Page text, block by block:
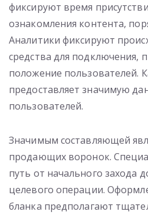
фиксируют время
ознакомления контента,
Аналитики фиксируют
средства для подключения,
положение пользователей.
предоставляет значимую
пользователей.
Значимым составляющей
продающих воронок.
путь от начального захода
целевого операции.
бланка предполагают